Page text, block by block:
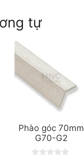
tự
Phào góc 70mm
G70-G2